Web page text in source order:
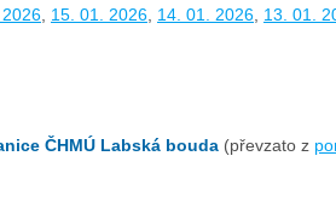
15. 01. 2026 14. 01. 2026 13. 01.
ČHMÚ Labská bouda (převzato z